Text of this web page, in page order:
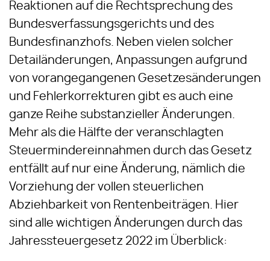
Reaktionen auf die Rechtsprechung des
Bundesverfassungsgerichts und des
Bundesfinanzhofs. Neben vielen solcher
Detailänderungen, Anpassungen aufgrund
von vorangegangenen Gesetzesänderungen
und Fehlerkorrekturen gibt es auch eine
ganze Reihe substanzieller Änderungen.
Mehr als die Hälfte der veranschlagten
Steuermindereinnahmen durch das Gesetz
entfällt auf nur eine Änderung, nämlich die
Vorziehung der vollen steuerlichen
Abziehbarkeit von Rentenbeiträgen. Hier
sind alle wichtigen Änderungen durch das
Jahressteuergesetz 2022 im Überblick: